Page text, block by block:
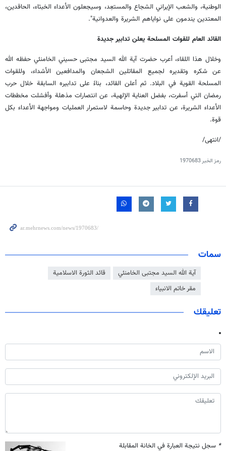
الوطنية، والشعب الإيراني الشجاع والمستعِد، وسيجعلون الأعداء الخبثاء، الحاقدين،
المعتدين يندمون على نواياهم الشريرة والعدوانية".
القائد العام للقوات المسلحة يعلن تدابير جديدة
وخلال هذا اللقاء، أعرب حضرت آية الله السيد مجتبى حسيني الخامنئي حفظه الله
عن شكره وتقديره لجميع المقاتلين الشجعان والمدافعين الأشداء، وللقوات
المسلحة القوية في البلاد. ثم أعلن القائد، بناءً على تدابيره السابقة خلال حرب
رمضان التي أسفرت، بفضل العناية الإلهية، عن انتصارات مذهلة وأفشلت مخططات
الأعداء الشريرة، عن تدابير جديدة وحاسمة لاستمرار العمليات ومواجهة الأعداء بكل
قوة.
/انتهى/
رمز الخبر1970683
سمات
آية الله السيد مجتبى الخامنئي
قائد الثورة الاسلامية
مقر خاتم الانبياء
تعليقك
* سجل نتيجة العبارة في الخانة المقابلة